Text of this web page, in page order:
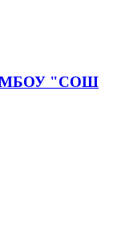
в МБОУ "СОШ